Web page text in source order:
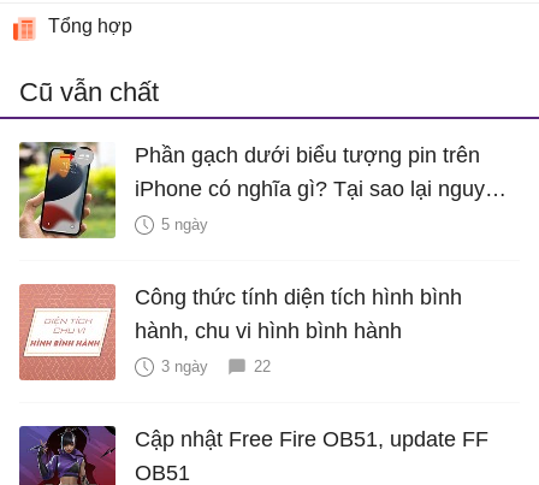
Tổng hợp
Cũ vẫn chất
Phần gạch dưới biểu tượng pin trên
iPhone có nghĩa gì? Tại sao lại nguy
hiểm?
5 ngày
Công thức tính diện tích hình bình
hành, chu vi hình bình hành
3 ngày 22
Cập nhật Free Fire OB51, update FF
OB51